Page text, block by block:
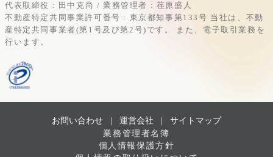
代表取締役 : 田中克尚 / 業務管理者 : 荏原盛人
不動産特定共同事業許可番号 : 東京都知事第133号 当社は、不動
産特定共同事業者(第1号及び第2号)です。
また、電子取引業務を
行います。
お問い合わせ | 運営会社
サイトマップ
業務管理者名簿
個人情報保護方針